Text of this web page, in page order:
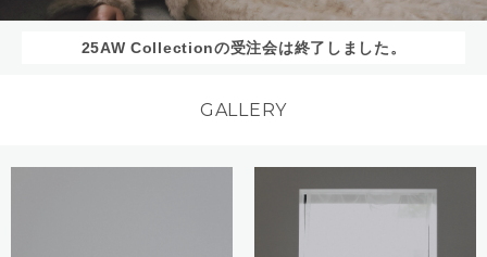
25AW Collectionの受注会は終了しました。
GALLERY